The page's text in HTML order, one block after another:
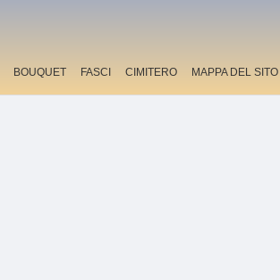
BOUQUET FASCI CIMITERO MAPPA DEL SITO